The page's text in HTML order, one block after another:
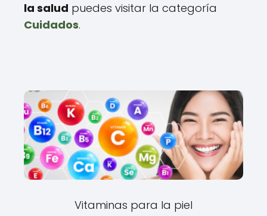
la salud puedes visitar la categoría
Cuidados.
Vitaminas para la piel